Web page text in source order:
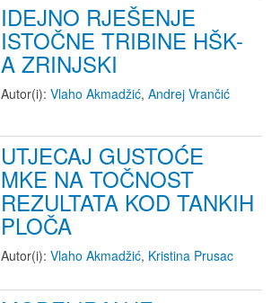
IDEJNO RJEŠENJE
ISTOČNE TRIBINE HŠK-
A ZRINJSKI
Autor(i): Vlaho Akmadžić, Andrej Vrančić
UTJECAJ GUSTOĆE
MKE NA TOČNOST
REZULTATA KOD TANKIH
PLOČA
Autor(i): Vlaho Akmadžić, Kristina Prusac